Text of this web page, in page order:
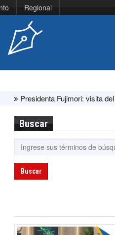
Regional
Fujimori: visita del papa León
Buscar
Buscar